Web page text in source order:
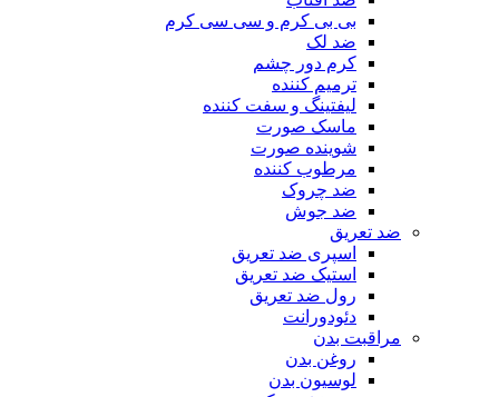
بی بی کرم و سی سی کرم
ضد لک
کرم دور چشم
ترمیم کننده
لیفتینگ و سفت کننده
ماسک صورت
شوینده صورت
مرطوب کننده
ضد چروک
ضد جوش
ضد تعریق
اسپری ضد تعریق
استیک ضد تعریق
رول ضد تعریق
دئودورانت
مراقبت بدن
روغن بدن
لوسیون بدن